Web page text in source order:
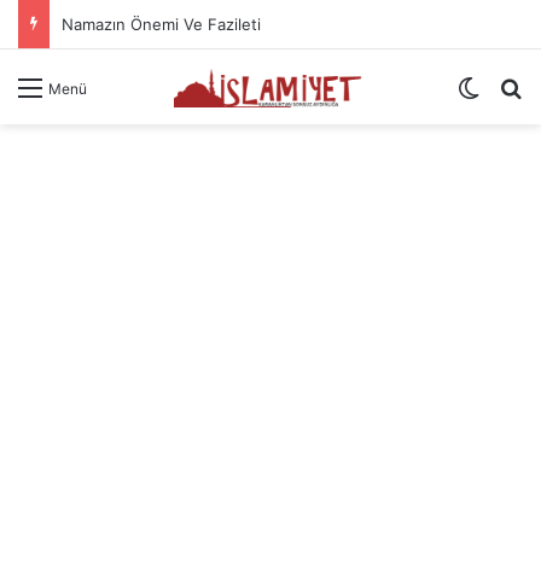
Namazın Önemi Ve Fazileti
Menü Dış